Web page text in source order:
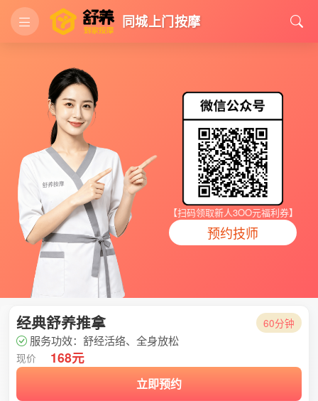
同城上门按摩
【扫码领取新人3OO元福利券】
预约技师
经典舒养推拿 60分钟
服务功效：舒经活络、全身放松
现价 168元
立即预约